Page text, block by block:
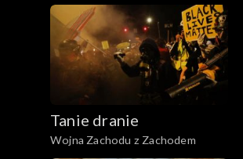
Tanie dranie
Wojna Zachodu z Zachodem